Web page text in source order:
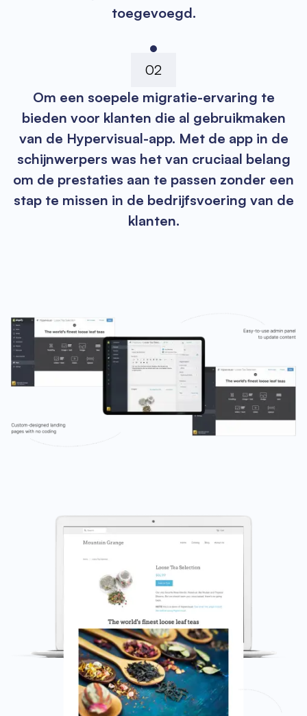
toegevoegd.
02
Om een soepele migratie-ervaring te
bieden voor klanten die al gebruikmaken
van de Hypervisual-app. Met de app in de
schijnwerpers was het van cruciaal belang
om de prestaties aan te passen zonder een
stap te missen in de bedrijfsvoering van de
klanten.